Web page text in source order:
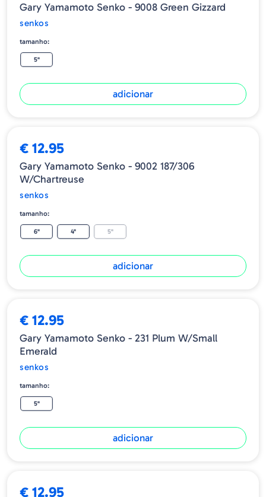
Gary Yamamoto Senko - 9008 Green Gizzard
senkos
tamanho:
5"
adicionar
€ 12.95
Gary Yamamoto Senko - 9002 187/306
W/Chartreuse
senkos
tamanho:
6" 4" 5"
adicionar
€ 12.95
Gary Yamamoto Senko - 231 Plum W/Small
Emerald
senkos
tamanho:
5"
adicionar
€ 12.95